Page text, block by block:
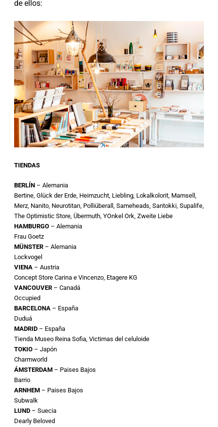
de ellos:
TIENDAS
BERLÍN – Alemania
Bertine, Glück der Erde, Heimzucht, Liebling, Lokalkolorit, Mamsell,
Merz, Nanito, Neurotitan, Polliüberall, Sameheads, Santokki, Supalife,
The Optimistic Store, Übermuth, YOnkel Ork, Zweite Liebe
HAMBURGO – Alemania
Frau Goetz
MÜNSTER – Alemania
Lockvogel
VIENA – Austria
Concept Store Carina e Vincenzo, Etagere KG
VANCOUVER – Canadá
Occupied
BARCELONA – España
Duduá
MADRID – España
Tienda Museo Reina Sofia, Victimas del celuloide
TOKIO – Japón
Charmworld
ÁMSTERDAM – Paises Bajos
Barrio
ARNHEM – Paises Bajos
Subwalk
LUND – Suecia
Dearly Beloved